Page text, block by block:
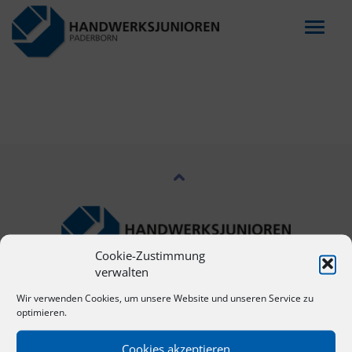
Cookie-Zustimmung
verwalten
Wir verwenden Cookies, um unsere Website und unseren Service zu
optimieren.
Cookies akzeptieren
Menu